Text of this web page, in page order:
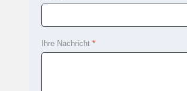
Ihre Nachricht *